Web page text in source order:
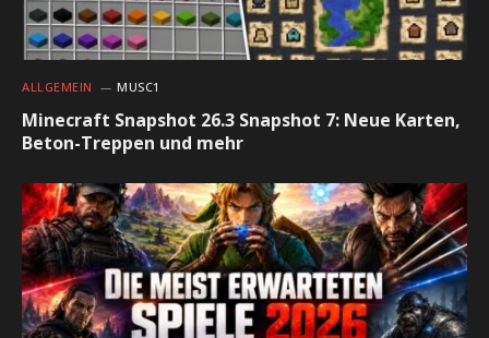
ALLGEMEIN MUSC1
Minecraft Snapshot 26.3 Snapshot 7: Neue Karten,
Beton-Treppen und mehr